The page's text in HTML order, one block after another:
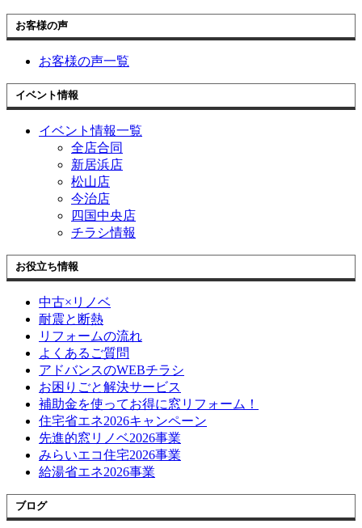
お客様の声
お客様の声一覧
イベント情報
イベント情報一覧
全店合同
新居浜店
松山店
今治店
四国中央店
チラシ情報
お役立ち情報
中古×リノベ
耐震と断熱
リフォームの流れ
よくあるご質問
アドバンスのWEBチラシ
お困りごと解決サービス
補助金を使ってお得に窓リフォーム！
住宅省エネ2026キャンペーン
先進的窓リノベ2026事業
みらいエコ住宅2026事業
給湯省エネ2026事業
ブログ